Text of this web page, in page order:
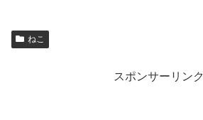
ねこ
スポンサーリンク